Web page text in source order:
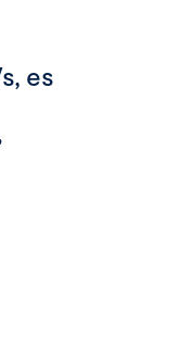
es